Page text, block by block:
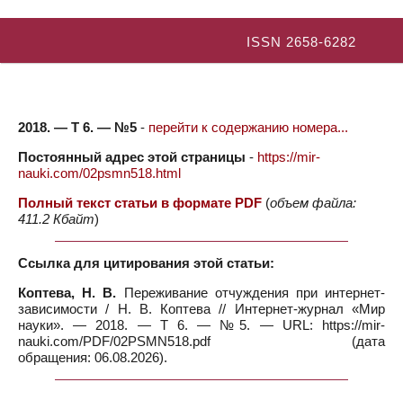
ISSN 2658-6282
2018. — Т 6. — №5 - перейти к содержанию номера...
Постоянный адрес этой страницы - https://mir-
nauki.com/02psmn518.html
Полный текст статьи в формате PDF (объем файла:
411.2 Кбайт)
Ссылка для цитирования этой статьи:
Коптева, Н. В. Переживание отчуждения при интернет-
зависимости / Н. В. Коптева // Интернет-журнал «Мир
науки». — 2018. — Т 6. — №5. — URL: https://mir-
nauki.com/PDF/02PSMN518.pdf (дата
обращения: 06.08.2026).